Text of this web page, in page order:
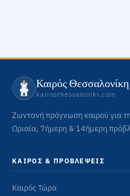
Καιρός Θεσσαλονίκη
kairosthessaloniki.com
Ζωντανή πρόγνωση καιρού για
Ωριαία, 7ήμερη & 14ήμερη
ΚΑΙΡΌΣ & ΠΡΟΒΛΈΨΕΙΣ
Καιρός Τώρα